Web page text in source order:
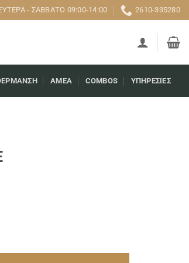
- ΣΆΒΒΑΤΟ 09:00-14:00 2610-335280
AMEA COMBOS ΥΠΗΡΕΣΊΕΣ